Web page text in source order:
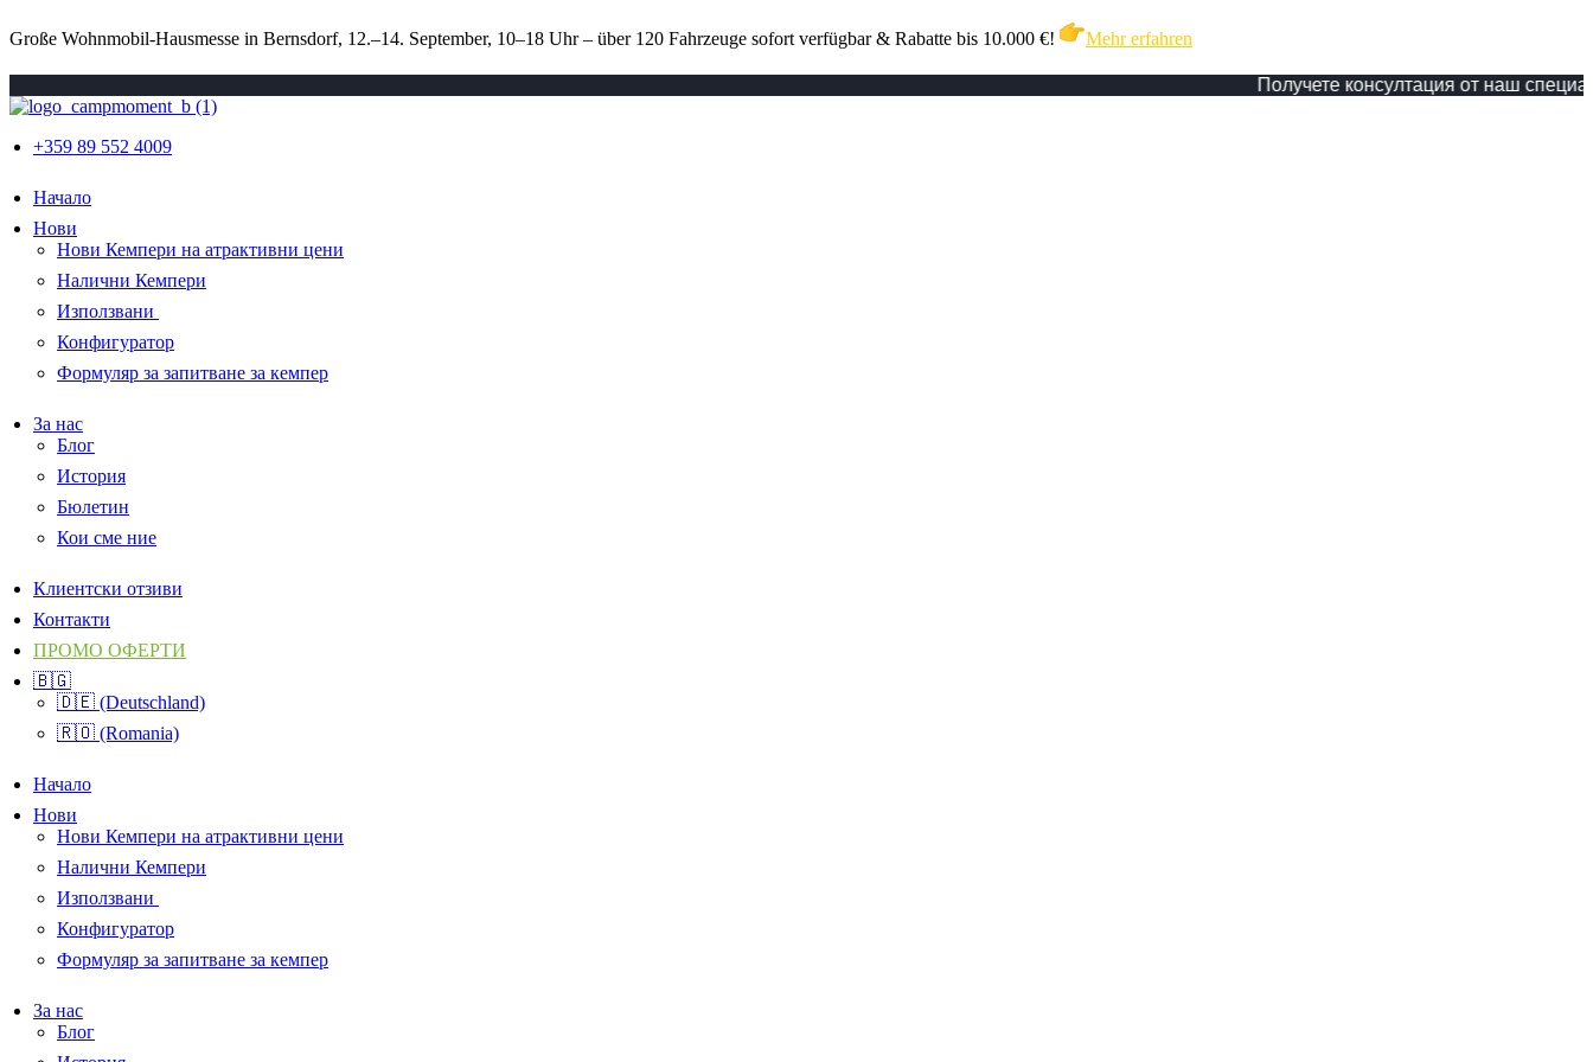
Große Wohnmobil-Hausmesse in Bernsdorf, 12.–14. September, 10–18 Uhr – über 120 Fahrzeuge sofort verfügbar & Rabatte bis 10.000 €! Mehr erfahren
Получете консултация от наш специалист!
+359 89 552 4009
Начало
Нови
Нови Кемпери на атрактивни цени
Налични Кемпери
Използвани
Конфигуратор
Формуляр за запитване за кемпер
За нас
Блог
История
Бюлетин
Кои сме ние
Клиентски отзиви
Контакти
ПРОМО ОФЕРТИ
🇧🇬
🇩🇪 (Deutschland)
🇷🇴 (Romania)
Начало
Нови
Нови Кемпери на атрактивни цени
Налични Кемпери
Използвани
Конфигуратор
Формуляр за запитване за кемпер
За нас
Блог